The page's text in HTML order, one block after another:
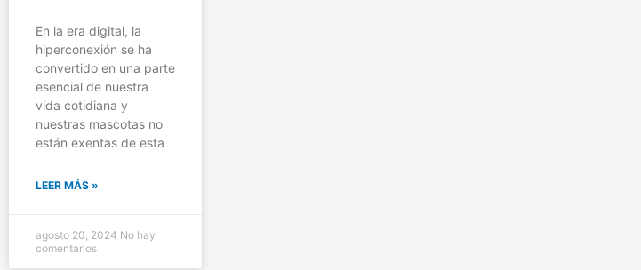
En la era digital, la
hiperconexión se ha
convertido en una parte
esencial de nuestra
vida cotidiana y
nuestras mascotas no
están exentas de esta
LEER MÁS »
agosto 20, 2024 No hay
comentarios